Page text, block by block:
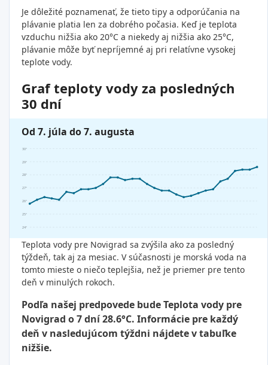
Je dôležité poznamenať, že tieto tipy a odporúčania na
plávanie platia len za dobrého počasia. Keď je teplota
vzduchu nižšia ako 20°C a niekedy aj nižšia ako 25°C,
plávanie môže byť nepríjemné aj pri relatívne vysokej
teplote vody.
Graf teploty vody za posledných
30 dní
Od 7. júla do 7. augusta
24°
25°
26°
27°
28°
29°
30°
Teplota vody pre Novigrad sa zvýšila ako za posledný
týždeň, tak aj za mesiac. V súčasnosti je morská voda na
tomto mieste o niečo teplejšia, než je priemer pre tento
deň v minulých rokoch.
Podľa našej predpovede bude Teplota vody pre
Novigrad o 7 dní 28.6°C. Informácie pre každý
deň v nasledujúcom týždni nájdete v tabuľke
nižšie.